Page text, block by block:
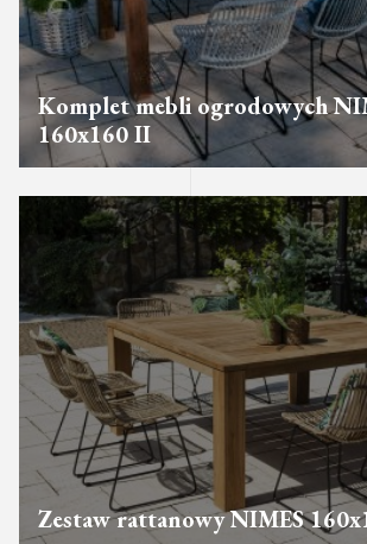
Komplet mebli ogrodowych
160x160 II
Zestaw rattanowy NIMES